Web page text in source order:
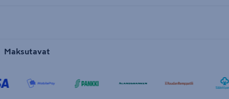
Maksutavat